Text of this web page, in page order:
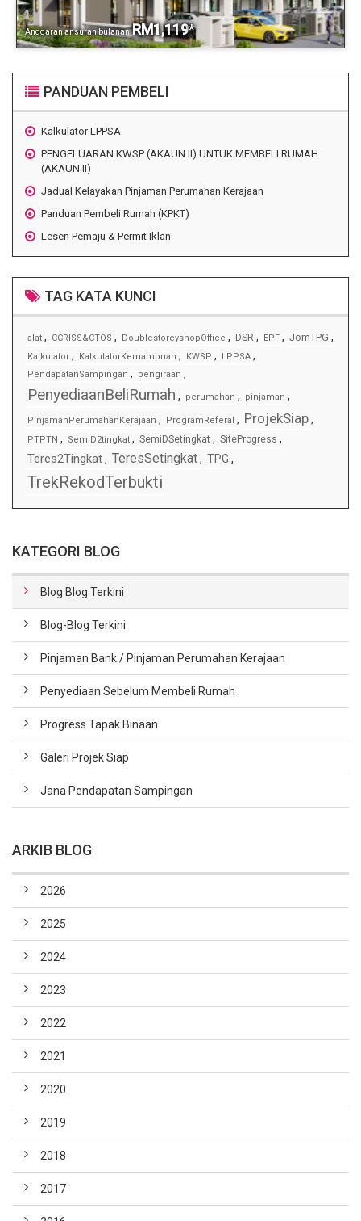
Anggaran ansuran bulanan RM1,119*
PANDUAN PEMBELI
Kalkulator LPPSA
PENGELUARAN KWSP (AKAUN II) UNTUK MEMBELI RUMAH
(AKAUN II)
Jadual Kelayakan Pinjaman Perumahan Kerajaan
Panduan Pembeli Rumah (KPKT)
Lesen Pemaju & Permit Iklan
TAG KATA KUNCI
alat , CCRISS&CTOS , DoublestoreyshopOffice , DSR , EPF , JomTPG ,
Kalkulator , KalkulatorKemampuan , KWSP , LPPSA ,
PendapatanSampingan , pengiraan ,
PenyediaanBeliRumah , perumahan , pinjaman ,
PinjamanPerumahanKerajaan , ProgramReferal , ProjekSiap,
PTPTN , SemiD2tingkat , SemiDSetingkat , SiteProgress ,
Teres2Tingkat, TeresSetingkat, TPG ,
TrekRekodTerbukti
KATEGORI BLOG
Blog Blog Terkini
Blog-Blog Terkini
Pinjaman Bank / Pinjaman Perumahan Kerajaan
Penyediaan Sebelum Membeli Rumah
Progress Tapak Binaan
Galeri Projek Siap
Jana Pendapatan Sampingan
ARKIB BLOG
2026
2025
2024
2023
2022
2021
2020
2019
2018
2017